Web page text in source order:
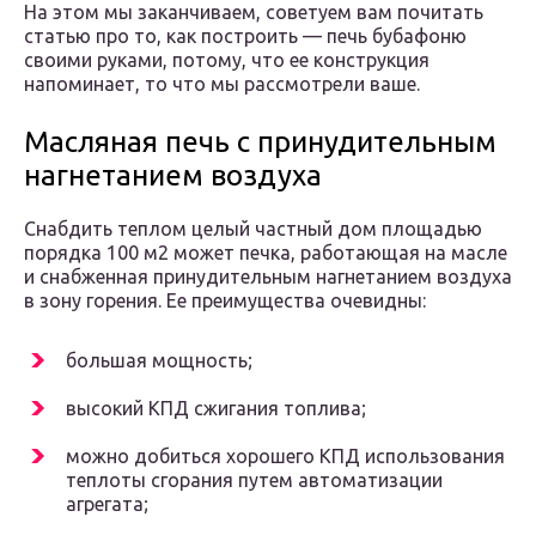
На этом мы заканчиваем, советуем вам почитать
статью про то, как построить — печь бубафоню
своими руками, потому, что ее конструкция
напоминает, то что мы рассмотрели ваше.
Масляная печь с принудительным
нагнетанием воздуха
Снабдить теплом целый частный дом площадью
порядка 100 м2 может печка, работающая на масле
и снабженная принудительным нагнетанием воздуха
в зону горения. Ее преимущества очевидны:
большая мощность;
высокий КПД сжигания топлива;
можно добиться хорошего КПД использования
теплоты сгорания путем автоматизации
агрегата;